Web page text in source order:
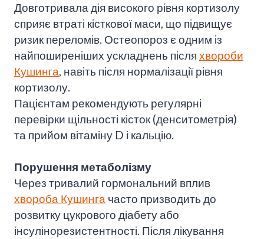
Довготривала дія високого рівня кортизолу
сприяє втраті кісткової маси, що підвищує
ризик переломів. Остеопороз є одним із
найпоширеніших ускладнень після хвороби
Кушинга, навіть після нормалізації рівня
кортизолу.
Пацієнтам рекомендують регулярні
перевірки щільності кісток (денситометрія)
та прийом вітаміну D і кальцію.
Порушення метаболізму
Через тривалий гормональний вплив
хвороба Кушинга часто призводить до
розвитку цукрового діабету або
інсулінорезистентності. Після лікування